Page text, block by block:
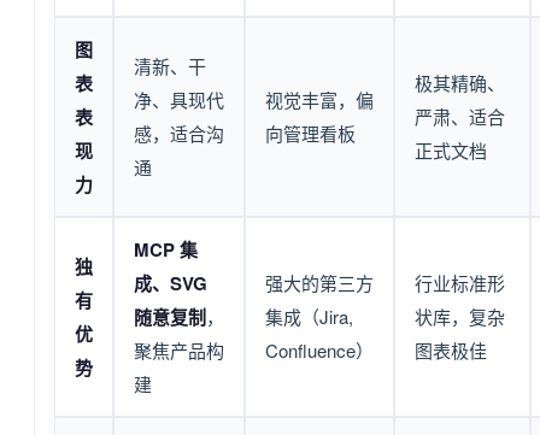
图
表
表
现
力
清新、干
净、具现代
感，适合沟
通
视觉丰富，偏
向管理看板
极其精确、
严肃、适合
正式文档
独
有
优
势
MCP 集
成、SVG
随意复制，
聚焦产品构
建
强大的第三方
集成（Jira,
Confluence）
行业标准形
状库，复杂
图表极佳